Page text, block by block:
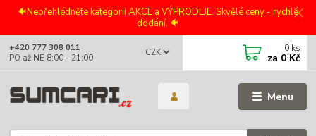
🐠Nepřehlédněte kategorii AKCE a VÝPRODEJE. Skvělé ceny - rychlé
dodání. 🐠
Menu
CZK
+420 777 308 011
PO až NE 8:00 - 21:00
0 ks
za 0 Kč